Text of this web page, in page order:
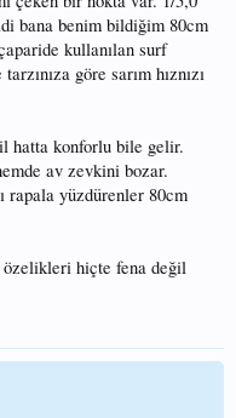
bana benim bildiğim 80cm
kullanılan surf
göre sarım hıznızı
hatta konforlu bile gelir.
av zevkini bozar.
rapala yüzdürenler 80cm
hiçte fena değil